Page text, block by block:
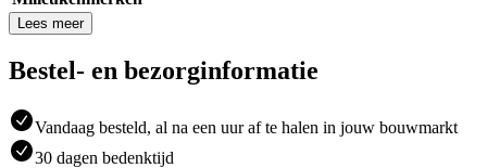
Lees meer
Bestel- en bezorginformatie
Vandaag besteld, al na een uur af te halen in jouw bouwmarkt
30 dagen bedenktijd